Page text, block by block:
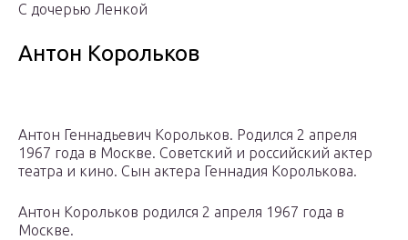
С дочерью Ленкой
Антон Корольков
Антон Геннадьевич Корольков. Родился 2 апреля
1967 года в Москве. Советский и российский актер
театра и кино. Сын актера Геннадия Королькова.
Антон Корольков родился 2 апреля 1967 года в
Москве.